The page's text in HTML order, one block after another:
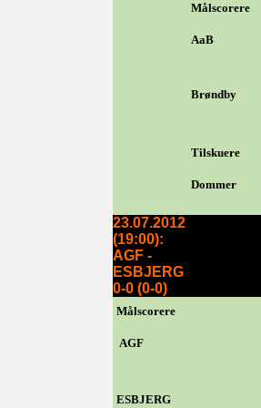
Målscorere
AaB
Brøndby
Tilskuere
Dommer
23.07.2012
(19:00):
AGF -
ESBJERG
0-0 (0-0)
Målscorere
AGF
ESBJERG